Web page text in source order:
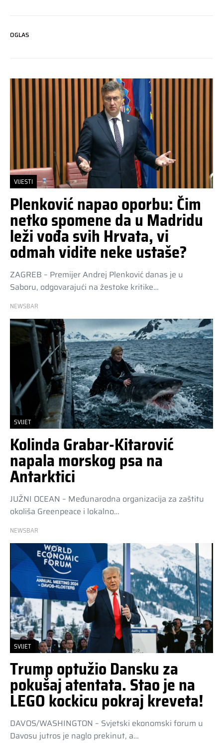
OGLAS
VIJESTI
Plenković napao oporbu: Čim
netko spomene da u Madridu
leži vođa svih Hrvata, vi
odmah vidite neke ustaše?
ZAGREB – Premijer Andrej Plenković danas je u
Saboru, odgovarajući na žestoke kritike…
NEWSBAR
SVIJET
Kolinda Grabar-Kitarović
napala morskog psa na
Antarktici
JUŽNI OCEAN – Međunarodna organizacija za zaštitu
okoliša Greenpeace i lokalno…
NEWSBAR
SVIJET
Trump optužio Dansku za
pokušaj atentata. Stao je na
LEGO kockicu pokraj kreveta!
DAVOS/WASHINGTON – Svjetski ekonomski forum u
Davosu jutros je naglo prekinut, a…